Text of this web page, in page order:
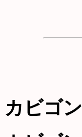
カビゴン